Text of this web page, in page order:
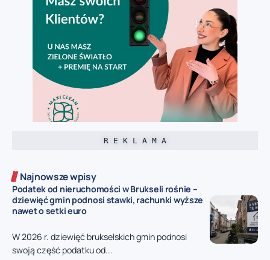
R E K L A M A
Najnowsze wpisy
Podatek od nieruchomości w Brukseli rośnie –
dziewięć gmin podnosi stawki, rachunki wyższe
nawet o setki euro
W 2026 r. dziewięć brukselskich gmin podnosi
swoją część podatku od...